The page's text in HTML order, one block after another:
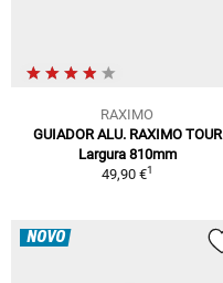
RAXIMO
GUIADOR ALU. RAXIMO TOUR
Largura 810mm
49,90 €1
NOVO